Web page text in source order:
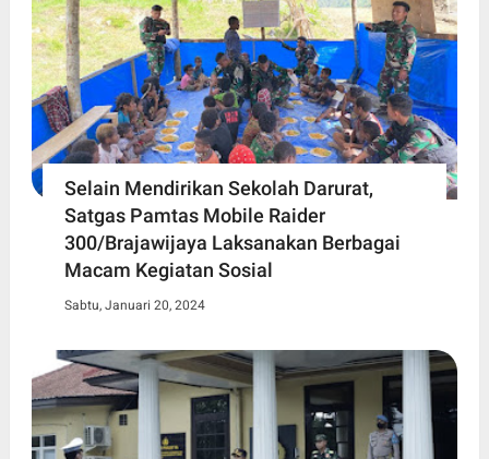
Selain Mendirikan Sekolah Darurat,
Satgas Pamtas Mobile Raider
300/Brajawijaya Laksanakan Berbagai
Macam Kegiatan Sosial
Sabtu, Januari 20, 2024